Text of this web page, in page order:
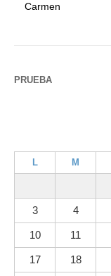
Carmen
PRUEBA
L M
3 4
10 11
17 18